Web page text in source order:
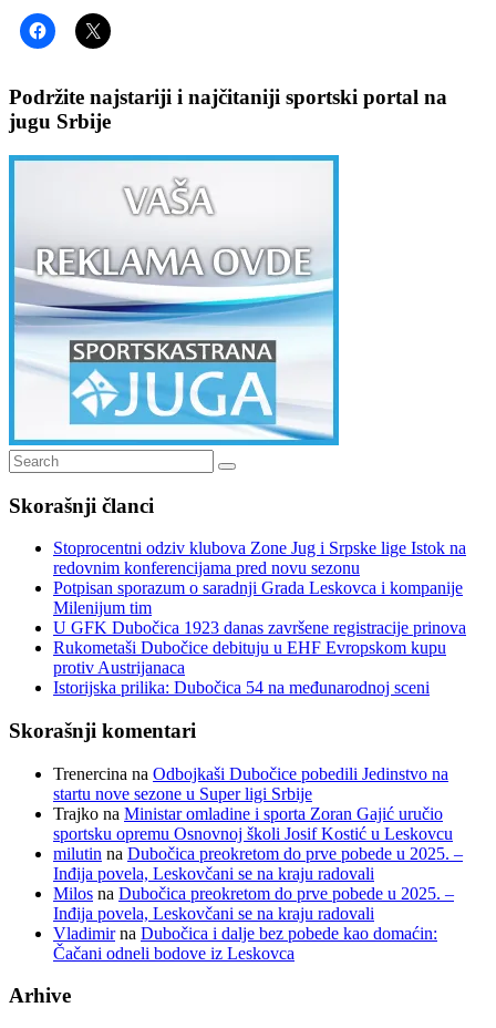
Podržite najstariji i najčitaniji sportski portal na
jugu Srbije
Search
for:
Search
Skorašnji članci
Stoprocentni odziv klubova Zone Jug i Srpske lige Istok na
redovnim konferencijama pred novu sezonu
Potpisan sporazum o saradnji Grada Leskovca i kompanije
Milenijum tim
U GFK Dubočica 1923 danas završene registracije prinova
Rukometaši Dubočice debituju u EHF Evropskom kupu
protiv Austrijanaca
Istorijska prilika: Dubočica 54 na međunarodnoj sceni
Skorašnji komentari
Trenercina na Odbojkaši Dubočice pobedili Jedinstvo na
startu nove sezone u Super ligi Srbije
Trajko na Ministar omladine i sporta Zoran Gajić uručio
sportsku opremu Osnovnoj školi Josif Kostić u Leskovcu
milutin na Dubočica preokretom do prve pobede u 2025. –
Inđija povela, Leskovčani se na kraju radovali
Milos na Dubočica preokretom do prve pobede u 2025. –
Inđija povela, Leskovčani se na kraju radovali
Vladimirna Dubočica i dalje bez pobede kao domaćin:
Čačani odneli bodove iz Leskovca
Arhive